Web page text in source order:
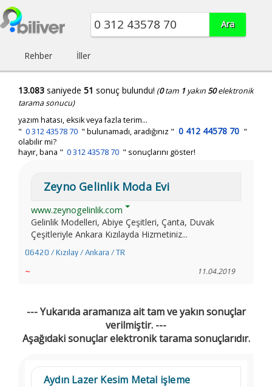
Rehber İller
13.083 saniyede 51 sonuç bulundu! (0tam 1 yakın 50elektronik
tarama sonucu)
yazım hatası, eksik veya fazla terim...
" 0 312 43578 70 " bulunamadı, aradığınız " 0 412 44578 70 "
olabilir mi?
hayır, bana " 0 312 43578 70 " sonuçlarını göster!
Zeyno Gelinlik Moda Evi
www.zeynogelinlik.com
Gelinlik Modelleri, Abiye Çeşitleri, Çanta, Duvak
Çeşitleriyle Ankara Kızılayda Hizmetiniz...
06420 / Kızılay / Ankara / TR
~ 11.04.2019
--- Yukarıda aramanıza ait tam ve yakın sonuçlar
verilmiştir. ---
Aşağıdaki sonuçlar elektronik tarama sonuçlarıdır.
Aydın Lazer Kesim Metal işleme